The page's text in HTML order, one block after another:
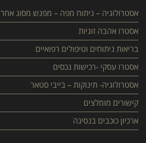
אסטרולוגיה – ניתוח מפה – מפגש מסוג אחר
אסטרו אהבה זוגיות
בריאות ניתוחים וטיפולים רפואיים
אסטרו עסקי -רכישות נכסים
אסטרולוגיה- תינוקות – בייבי סטאר
קישורים מומלצים
ארכיון כוכבים בנסיגה